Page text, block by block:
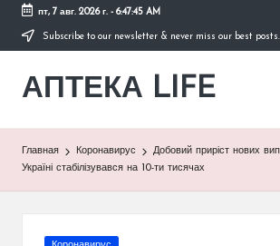
Перейти
содержимому
пт, 7 авг. 2026 г.- 6:47:45 AM
Subscribe to our newsletter & never miss our best posts.
АПТЕКА LIFE
сайт
здоровом
Главная Коронавирус
Добовий приріст нових
Україні стабілізувався на 10-ти тисячах